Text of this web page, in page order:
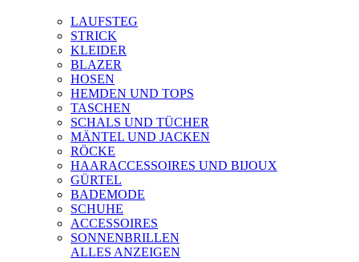
LAUFSTEG
STRICK
KLEIDER
BLAZER
HOSEN
HEMDEN UND TOPS
TASCHEN
SCHALS UND TÜCHER
MÄNTEL UND JACKEN
RÖCKE
HAARACCESSOIRES UND BIJOUX
GÜRTEL
BADEMODE
SCHUHE
ACCESSOIRES
SONNENBRILLEN
ALLES ANZEIGEN